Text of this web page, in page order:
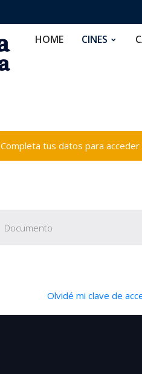
HOME CINES
Completa tus datos para acceder
Olvidé mi clave de